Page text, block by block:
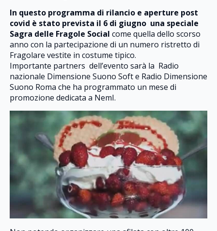
In questo programma di rilancio e aperture post
covid è stato prevista il 6 di giugno una speciale
Sagra delle Fragole Social come quella dello scorso
anno con la partecipazione di un numero ristretto di
Fragolare vestite in costume tipico.
Importante partners dell’evento sarà la Radio
nazionale Dimensione Suono Soft e Radio Dimensione
Suono Roma che ha programmato un mese di
promozione dedicata a NemI.